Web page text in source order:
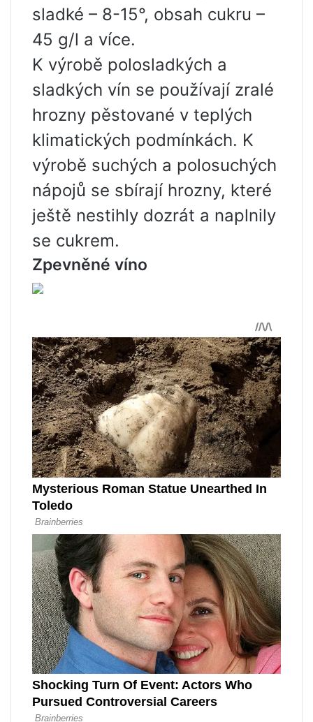
sladké – 8-15°, obsah cukru –
45 g/l a více.
K výrobě polosladkých a
sladkých vín se používají zralé
hrozny pěstované v teplých
klimatických podmínkách. K
výrobě suchých a polosuchých
nápojů se sbírají hrozny, které
ještě nestihly dozrát a naplnily
se cukrem.
Zpevněné víno